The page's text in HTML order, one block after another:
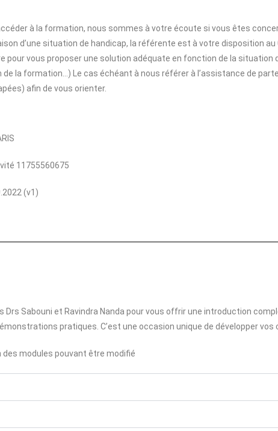
à la formation, nous sommes à votre écoute si vous êtes
d’une situation de handicap, la référente est à votre disposition
vous proposer une solution adéquate en fonction de la
la formation…) Le cas échéant à nous référer à l’assistance de
afin de vous orienter.
11755560675
(v1)
Sabouni et Ravindra Nanda pour vous offrir une introduction
pratiques. C’est une occasion unique de développer
des modules pouvant être modifié